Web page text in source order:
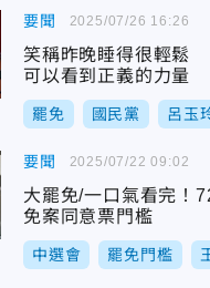
要聞
笑稱昨晚睡得很輕鬆
可以看到正義的力量
罷免 國民黨 呂玉
2025/07/26 16:26
要聞
大罷免/一口氣看完！
免案同意票門檻
中選會 罷免門檻
2025/07/22 09:02